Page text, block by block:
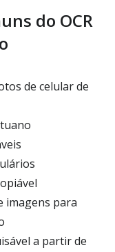
do OCR
de celular de
imagens para
a partir de